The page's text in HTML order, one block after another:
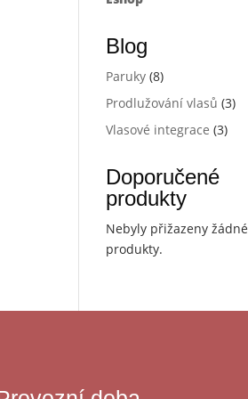
Blog
Paruky (8)
Prodlužování vlasů (3)
Vlasové integrace (3)
Doporučené
produkty
Nebyly přižazeny žádné
produkty.